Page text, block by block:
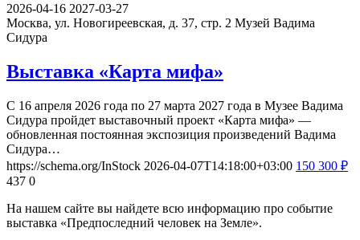
2026-04-16 2027-03-27
Москва, ул. Новогиреевская, д. 37, стр. 2 Музей Вадима
Сидура
Выставка «Карта мифа»
С 16 апреля 2026 года по 27 марта 2027 года в Музее Вадима
Сидура пройдет выставочный проект «Карта мифа» —
обновленная постоянная экспозиция произведений Вадима
Сидура…
https://schema.org/InStock 2026-04-07T14:18:00+03:00 150 300 ₽
437 0
На нашем сайте вы найдете всю информацию про событие
выставка «Предпоследний человек на Земле».